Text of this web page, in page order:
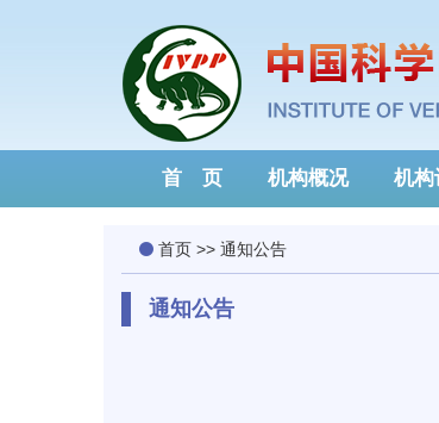
首 页 机构概况 机构
首页 >> 通知公告
通知公告